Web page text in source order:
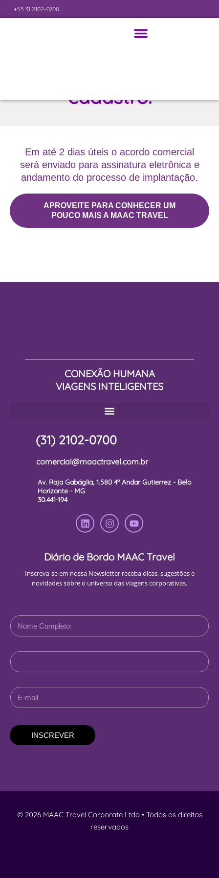
+55 31 2102-0700
cadastro.
Em até 2 dias úteis o acordo comercial
será enviado para assinatura eletrônica e
andamento do processo de implantação.
APROVEITE PARA CONHECER UM
POUCO MAIS A MAAC TRAVEL
CONEXÃO HUMANA
VIAGENS INTELIGENTES
(31) 2102-0700
comercial@maactravel.com.br
Av. Raja Gabáglia, 1.580 4º Andar Gutierrez - Belo
Horizonte - MG
30.441-194
Diário de Bordo MAAC Travel
Inscreva-se em nossa Newsletter receba dicas, sugestões e
novidades sobre o universo das viagens corporativas.
INSCREVER
© 2026 MAAC Travel Corporate Ltda • Todos os direitos
reservados